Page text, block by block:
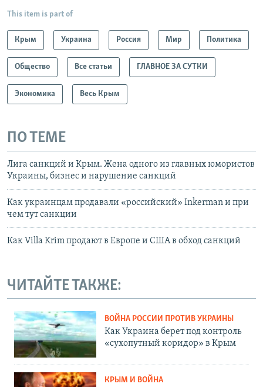
This item is part of
Крым Украина Россия Мир Политика
Общество Все статьи ГЛАВНОЕ ЗА СУТКИ
Экономика Весь Крым
ПО ТЕМЕ
Лига санкций и Крым. Жена одного из главных юмористов
Украины, бизнес и нарушение санкций
Как украинцам продавали «российский» Inkerman и при
чем тут санкции
Как Villa Krim продают в Европе и США в обход санкций
ЧИТАЙТЕ ТАКЖЕ:
ВОЙНА РОССИИ ПРОТИВ УКРАИНЫ
Как Украина берет под контроль
«сухопутный коридор» в Крым
КРЫМ И ВОЙНА